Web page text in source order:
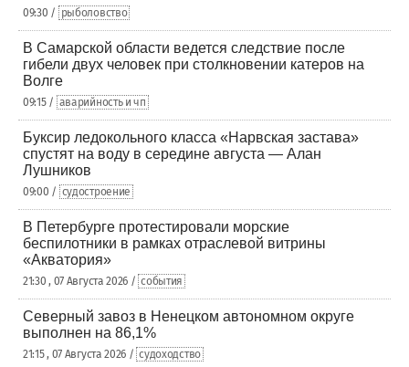
09:30 / рыболовство
В Самарской области ведется следствие после
гибели двух человек при столкновении катеров на
Волге
09:15 / аварийность и чп
Буксир ледокольного класса «Нарвская застава»
спустят на воду в середине августа — Алан
Лушников
09:00 / судостроение
В Петербурге протестировали морские
беспилотники в рамках отраслевой витрины
«Акватория»
21:30 , 07 Августа 2026 / события
Северный завоз в Ненецком автономном округе
выполнен на 86,1%
21:15 , 07 Августа 2026 / судоходство